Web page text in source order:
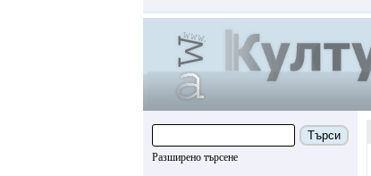
Търси
Разширено търсене